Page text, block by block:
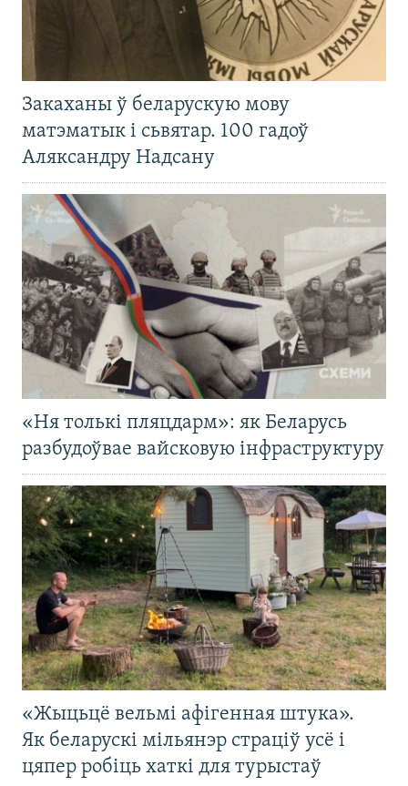
Закаханы ў беларускую мову
матэматык і сьвятар. 100 гадоў
Аляксандру Надсану
«Ня толькі пляцдарм»: як Беларусь
разбудоўвае вайсковую інфраструктуру
«Жыцьцё вельмі афігенная штука».
Як беларускі мільянэр страціў усё і
цяпер робіць хаткі для турыстаў